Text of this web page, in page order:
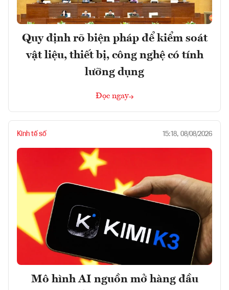
Quy định rõ biện pháp để kiểm soát
vật liệu, thiết bị, công nghệ có tính
lưỡng dụng
Đọc ngay
Kinh tế số 15:18, 08/08/2026
Mô hình AI nguồn mở hàng đầu